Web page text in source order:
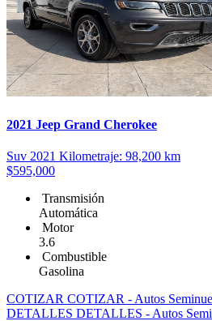
2021 Jeep Grand Cherokee
Suv 2021 Kilometraje: 98,200 km
$595,000
Transmisión
Automática
Motor
3.6
Combustible
Gasolina
COTIZAR COTIZAR - Autos
DETALLES DETALLES - Autos